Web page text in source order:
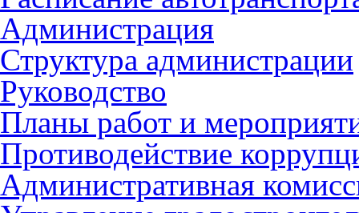
Администрация
Структура администрации
Руководство
Планы работ и
Противодействие
Административная